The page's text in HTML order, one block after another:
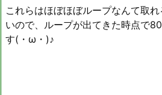
これらはほぼほぼループなんて取
いので、ループが出てきた時点で
す(・ω・)♪